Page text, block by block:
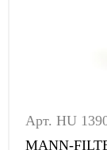
Арт. HU
MANN-